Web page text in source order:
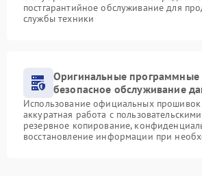
постгарантийное обслуживание для
службы техники
Оригинальные программные
безопасное обслуживание
Использование официальных
аккуратная работа с
резервное копирование,
восстановление информации при